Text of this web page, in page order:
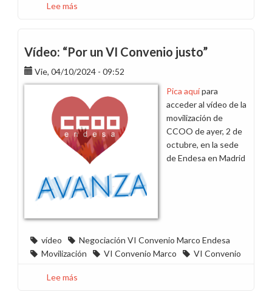
Lee más
la
sección
sindical
de
Ugt
Vídeo: “Por un VI Convenio justo”
Vie, 04/10/2024 - 09:52
Pica aquípara
acceder al vídeo de la
movilización de
CCOO de ayer, 2 de
octubre, en la sede
de Endesa en Madrid
vídeo
Negociación VI Convenio Marco Endesa
Movilización
VI Convenio Marco VI Convenio
Lee más